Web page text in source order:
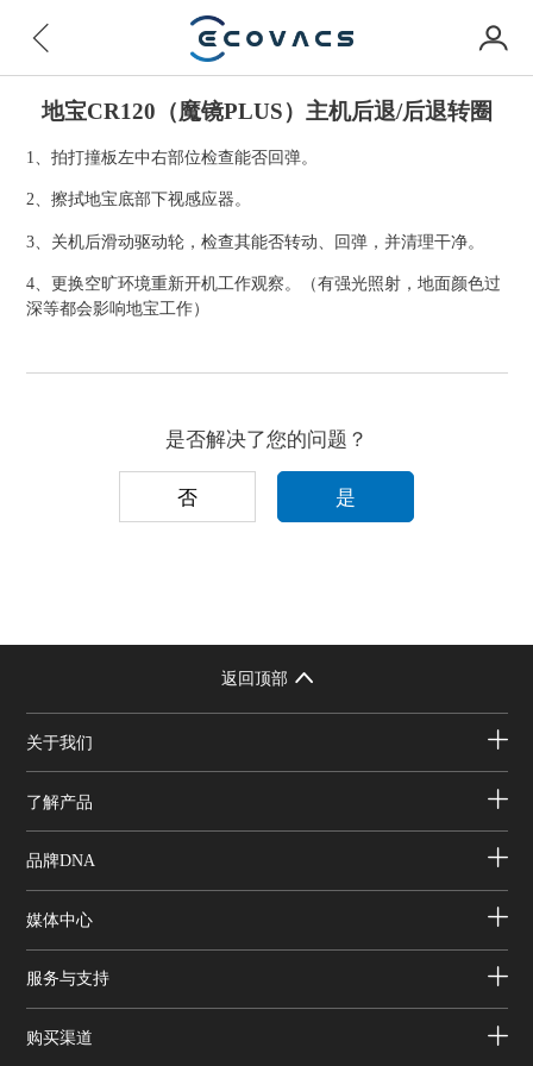
地宝CR120（魔镜PLUS）主机后退/后退转圈
1、拍打撞板左中右部位检查能否回弹。
2、擦拭地宝底部下视感应器。
3、关机后滑动驱动轮，检查其能否转动、回弹，并清理干净。
4、更换空旷环境重新开机工作观察。（有强光照射，地面颜色过
深等都会影响地宝工作）
是否解决了您的问题？
否 是
返回顶部
关于我们
了解产品
品牌DNA
媒体中心
服务与支持
购买渠道